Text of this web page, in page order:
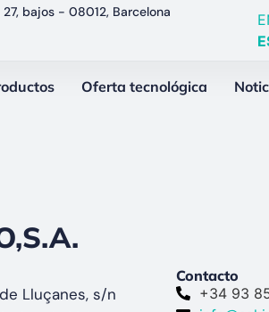
bajos - 08012, Barcelona
Oferta tecnológica
Lluçanes, s/n
Contacto
+34 93